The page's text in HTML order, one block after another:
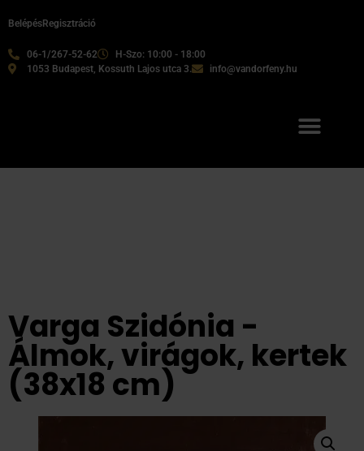
06-1/267-52-62
H-Szo: 10:00 - 18:00
1053 Budapest, Kossuth Lajos utca 3.
info@vandorfeny.hu
BelépésRegisztráció
Varga Szidónia -
Álmok, virágok, kertek
(38x18 cm)